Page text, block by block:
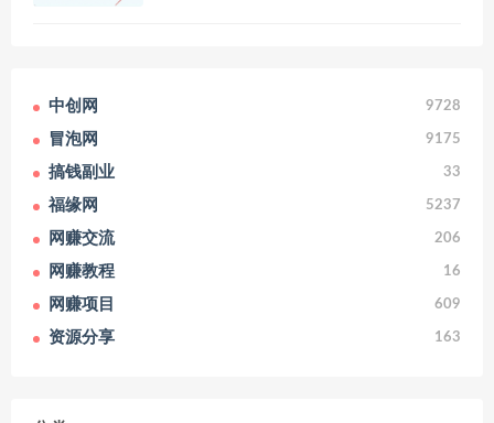
中创网 9728
冒泡网 9175
搞钱副业 33
福缘网 5237
网赚交流 206
网赚教程 16
网赚项目 609
资源分享 163